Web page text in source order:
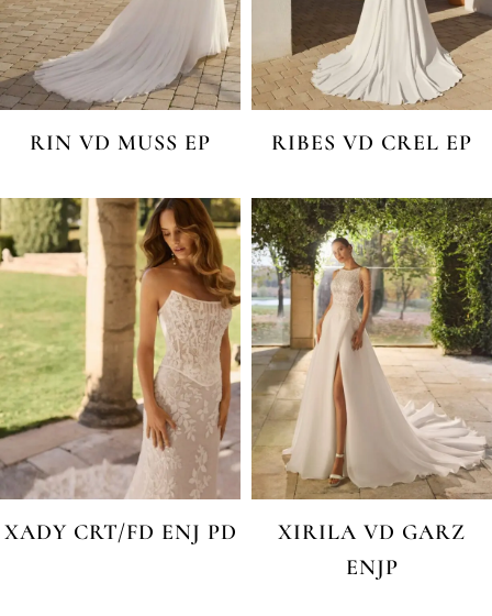
RIN VD MUSS EP RIBES VD CREL EP
XADY CRT/FD ENJ PD
XIRILA VD GARZ
ENJP